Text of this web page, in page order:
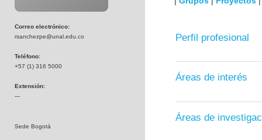
Correo electrónico:
rsanchezpe@unal.edu.co
Teléfono:
+57 (1) 316 5000
Extensión:
---
Sede Bogotá
Perfil profesional
Áreas de interés
Áreas de